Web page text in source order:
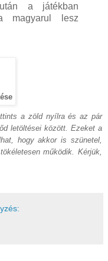
a játékban
magyarul lesz
a zöld nyílra és az pár
letöltései között. Ezeket a
hogy akkor is szünetel,
működik. Kérjük,